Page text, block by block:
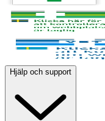
Hjälp och support